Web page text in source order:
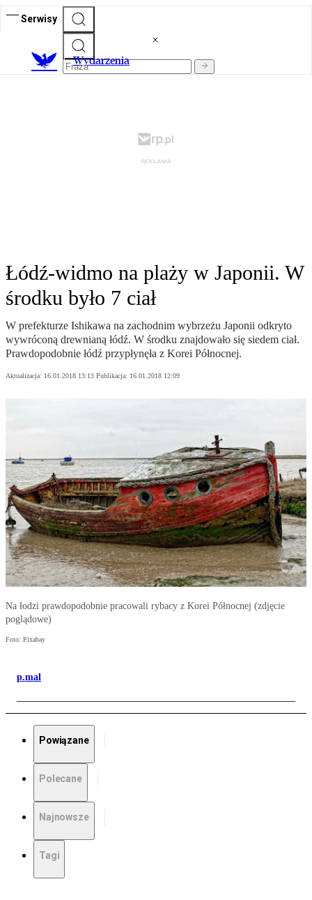
Serwisy
Wydarzenia
Łódź-widmo na plaży w Japonii. W
środku było 7 ciał
W prefekturze Ishikawa na zachodnim wybrzeżu Japonii odkryto
wywróconą drewnianą łódź. W środku znajdowało się siedem ciał.
Prawdopodobnie łódź przypłynęła z Korei Północnej.
Aktualizacja: 16.01.2018 13:13 Publikacja: 16.01.2018 12:09
Na łodzi prawdopodobnie pracowali rybacy z Korei Północnej (zdjęcie
poglądowe)
Foto: Pixabay
p.mal
Powiązane
Polecane
Najnowsze
Tagi